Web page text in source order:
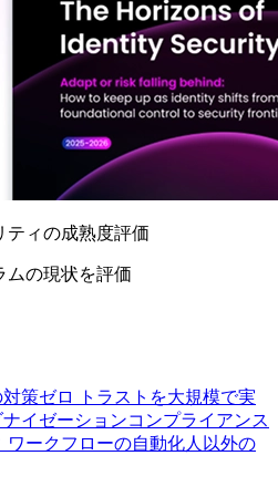
ティの成熟度評価
ムの現状を評価
策ゼロ トラストを大規模で実
イゼーションコンプライアンス
ワークフローの自動化人以外の